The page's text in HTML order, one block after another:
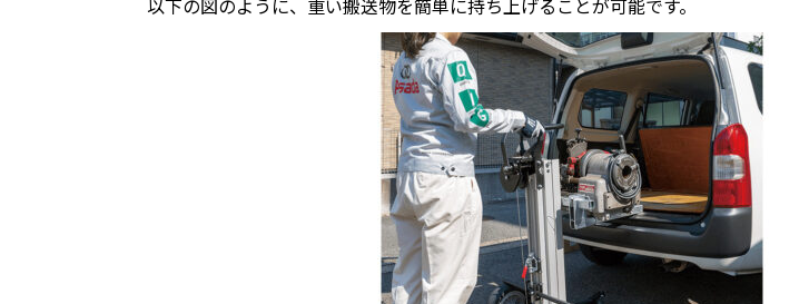
以下の図のように、重い搬送物を簡単に持ち上げることが可能です。